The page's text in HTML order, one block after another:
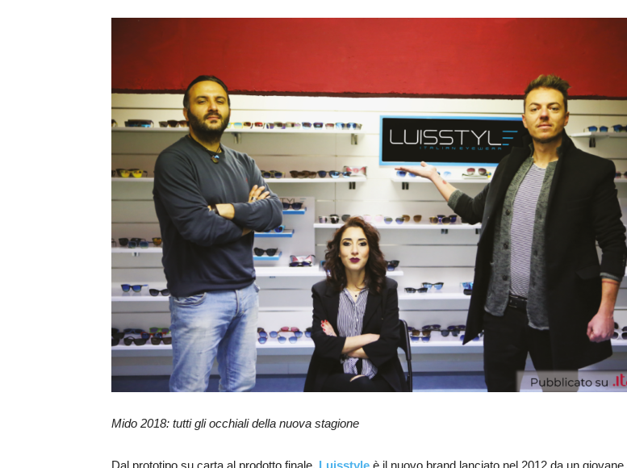
News
Mido 2018: tutti gli occhiali della nuova stagione
Dal prototipo su carta al prodotto finale. Luisstyle è il nuovo brand lanciato nel 2012 da un giovane,